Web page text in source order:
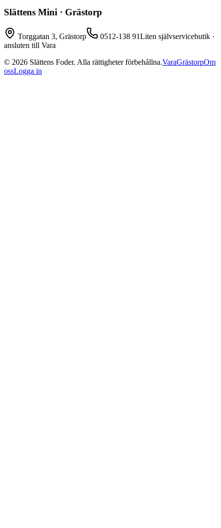
Slättens Mini · Grästorp
Torggatan 3, Grästorp 0512-138 91Liten självservicebutik ·
ansluten till Vara
© 2026 Slättens Foder. Alla rättigheter förbehållna.VaraGrästorpOm
ossLogga in